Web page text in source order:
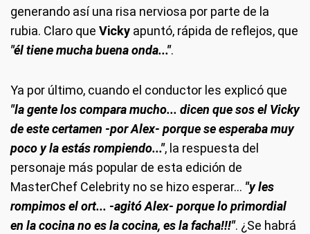
generando así una risa nerviosa por parte de la
rubia. Claro que Vicky apuntó, rápida de reflejos, que
"él tiene mucha buena onda...".
Ya por último, cuando el conductor les explicó que
"la gente los compara mucho... dicen que sos el Vicky
de este certamen -por Alex- porque se esperaba muy
poco y la estás rompiendo...", la respuesta del
personaje más popular de esta edición de
MasterChef Celebrity no se hizo esperar... "y les
rompimos el ort... -agitó Alex- porque lo primordial
en la cocina no es la cocina, es la facha!!!". ¿Se habrá